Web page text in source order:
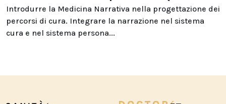
Introdurre la Medicina Narrativa nella progettazione dei
percorsi di cura. Integrare la narrazione nel sistema
cura e nel sistema persona...